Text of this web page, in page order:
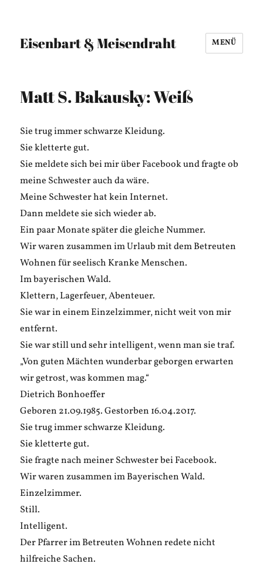
Eisenbart & Meisendraht MENÜ
Matt S. Bakausky: Weiß
Sie trug immer schwarze Kleidung.
Sie kletterte gut.
Sie meldete sich bei mir über Facebook und fragte ob
meine Schwester auch da wäre.
Meine Schwester hat kein Internet.
Dann meldete sie sich wieder ab.
Ein paar Monate später die gleiche Nummer.
Wir waren zusammen im Urlaub mit dem Betreuten
Wohnen für seelisch Kranke Menschen.
Im bayerischen Wald.
Klettern, Lagerfeuer, Abenteuer.
Sie war in einem Einzelzimmer, nicht weit von mir
entfernt.
Sie war still und sehr intelligent, wenn man sie traf.
„Von guten Mächten wunderbar geborgen erwarten
wir getrost, was kommen mag.“
Dietrich Bonhoeffer
Geboren 21.09.1985. Gestorben 16.04.2017.
Sie trug immer schwarze Kleidung.
Sie kletterte gut.
Sie fragte nach meiner Schwester bei Facebook.
Wir waren zusammen im Bayerischen Wald.
Einzelzimmer.
Still.
Intelligent.
Der Pfarrer im Betreuten Wohnen redete nicht
hilfreiche Sachen.